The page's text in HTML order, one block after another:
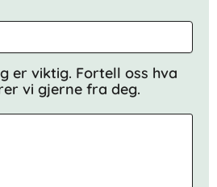
er viktig. Fortell oss hva
vi gjerne fra deg.